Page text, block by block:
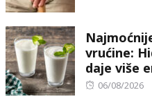
vrućine:
daje više
Posted
06/08/2026